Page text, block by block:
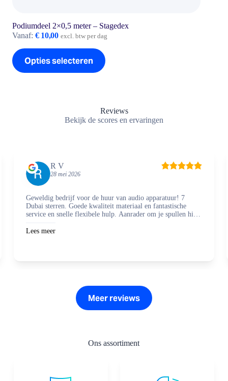
Podiumdeel 2×0,5 meter – Stagedex
Vanaf: €10,00 excl. btw per dag
Opties selecteren
Dit
product
heeft
productpagina
Reviews
Bekijk de scores en ervaringen
R V
28 mei 2026
Geweldig bedrijf voor de huur van audio apparatuur! 7
Dubai sterren. Goede kwaliteit materiaal en fantastische
service en snelle flexibele hulp. Aanrader om je spullen hier
Lees meer
Meer reviews
Ons assortiment